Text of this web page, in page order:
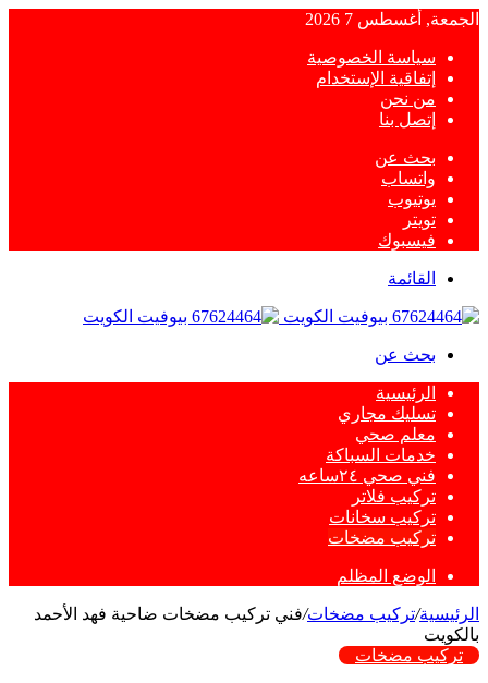
الجمعة, أغسطس 7 2026
سياسة الخصوصية
إتفاقية الإستخدام
من نحن
إتصل بنا
بحث عن
واتساب
يوتيوب
تويتر
فيسبوك
القائمة
بحث عن
الرئيسية
تسليك مجاري
معلم صحي
خدمات السباكة
فني صحي ٢٤ساعه
تركيب فلاتر
تركيب سخانات
تركيب مضخات
الوضع المظلم
الرئيسية/تركيب مضخات/فني تركيب مضخات ضاحية فهد الأحمد
بالكويت
تركيب مضخات